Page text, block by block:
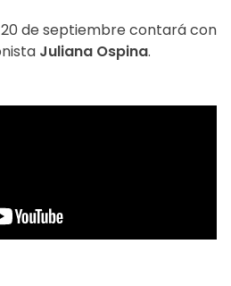
de septiembre contará con
Juliana Ospina.